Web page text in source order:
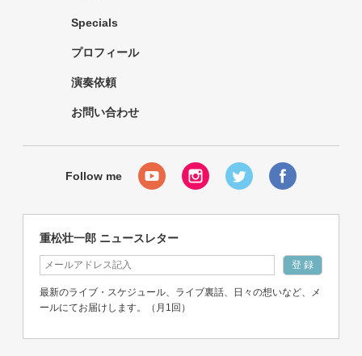
Specials
プロフィール
演奏依頼
お問い合わせ
重松壮一郎 ニュースレター
最新のライブ・スケジュール、ライブ裏話、日々の想いなど、メ
ールにてお届けします。（月1回）